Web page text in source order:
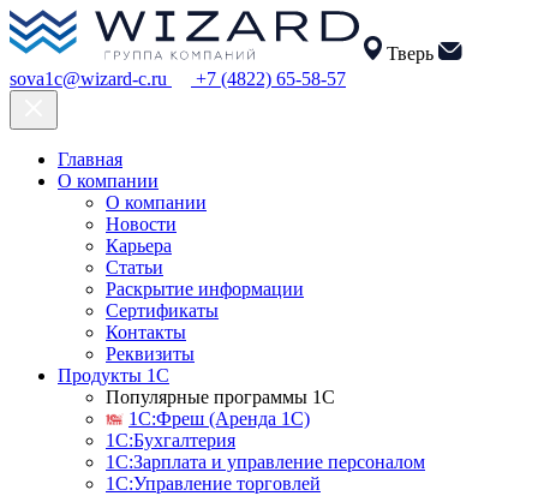
Тверь
sova1c@wizard-c.ru
+7 (4822) 65-58-57
Главная
О компании
О компании
Новости
Карьера
Статьи
Раскрытие информации
Сертификаты
Контакты
Реквизиты
Продукты 1С
Популярные программы 1С
1С:Фреш (Аренда 1С)
1С:Бухгалтерия
1С:Зарплата и управление персоналом
1С:Управление торговлей